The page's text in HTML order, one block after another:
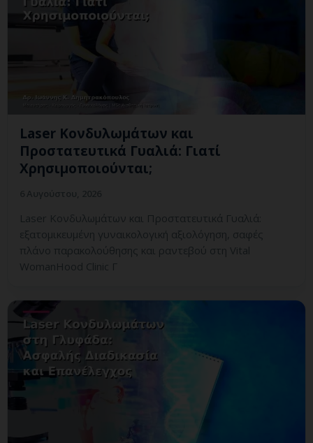
Laser Κονδυλωμάτων και
Προστατευτικά Γυαλιά: Γιατί
Χρησιμοποιούνται;
Laser Κονδυλωμάτων και Προστατευτικά Γυαλιά:
εξατομικευμένη γυναικολογική αξιολόγηση, σαφές
πλάνο παρακολούθησης και ραντεβού στη Vital
WomanHood Clinic Γ